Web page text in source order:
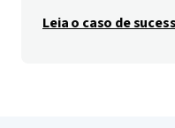
Leia o caso de